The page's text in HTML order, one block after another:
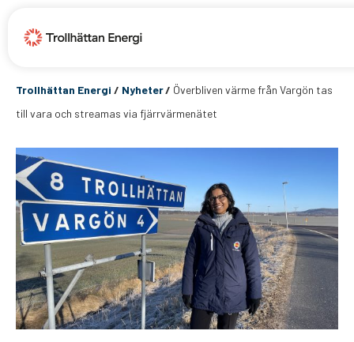
Trollhättan Energi / Nyheter/ Överbliven värme från Vargön tas
till vara och streamas via fjärrvärmenätet